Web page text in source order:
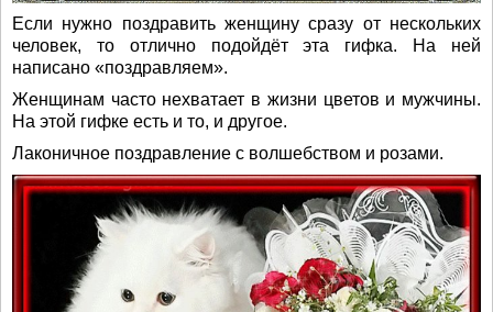
Если нужно поздравить женщину сразу от нескольких
человек, то отлично подойдёт эта гифка. На ней
написано «поздравляем».
Женщинам часто нехватает в жизни цветов и мужчины.
На этой гифке есть и то, и другое.
Лаконичное поздравление с волшебством и розами.